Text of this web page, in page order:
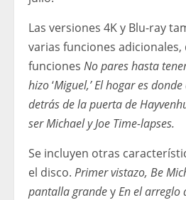
Las versiones 4K y Blu-ray
varias funciones adicionales,
funciones No pares hasta
hizo‘Miguel,’El hogar es
detrás de la puerta de
ser Michael y Joe Time-lapses.
Se incluyen otras
el disco. Primer vistazo, Be
pantalla grandeyEn el arreglo